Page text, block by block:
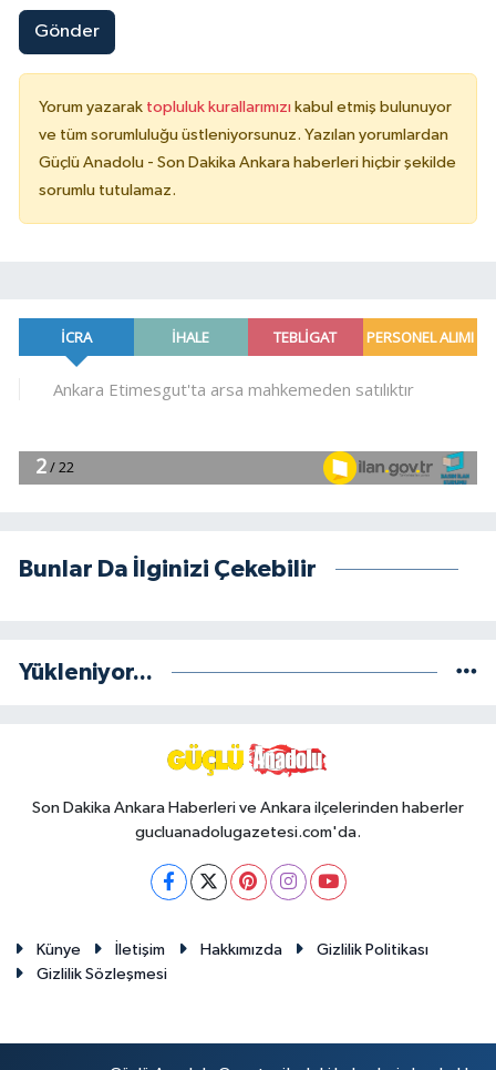
Gönder
Yorum yazarak topluluk kurallarımızı kabul etmiş bulunuyor
ve tüm sorumluluğu üstleniyorsunuz. Yazılan yorumlardan
Güçlü Anadolu - Son Dakika Ankara haberleri hiçbir şekilde
sorumlu tutulamaz.
Bunlar Da İlginizi Çekebilir
Yükleniyor...
Son Dakika Ankara Haberleri ve Ankara ilçelerinden haberler
gucluanadolugazetesi.com'da.
Künye İletişim Hakkımızda
Gizlilik Politikası
Gizlilik Sözleşmesi